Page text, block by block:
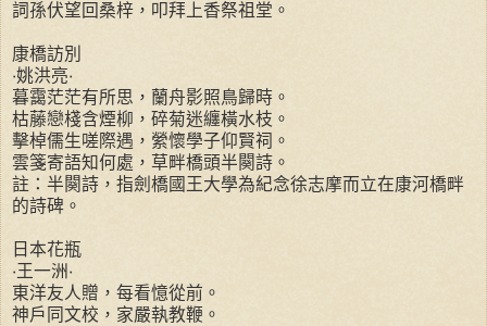
詞孫伏望回桑梓，叩拜上香祭祖堂。
康橋訪別
‧姚洪亮‧
暮靄茫茫有所思，蘭舟影照鳥歸時。
枯藤戀棧含煙柳，碎菊迷纏橫水枝。
擊棹儒生嗟際遇，縈懷學子仰賢祠。
雲箋寄語知何處，草畔橋頭半闋詩。
註：半闋詩，指劍橋國王大學為紀念徐志摩而立在康河橋畔
的詩碑。
日本花瓶
‧王一洲‧
東洋友人贈，每看憶從前。
神戶同文校，家嚴執教鞭。